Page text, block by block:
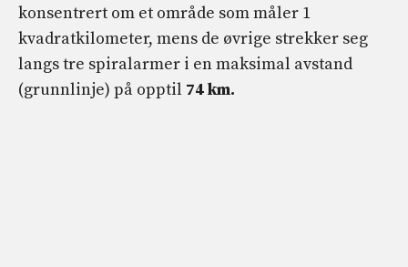
konsentrert om et område som måler 1
kvadratkilometer, mens de øvrige strekker seg
langs tre spiralarmer i en maksimal avstand
(grunnlinje) på opptil 74 km.